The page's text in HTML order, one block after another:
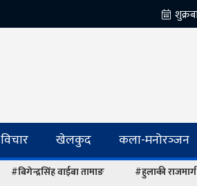
विचार खेलकुद कला-मनोरञ्‍जन
#बिगेन्द्रसिंह वाईबा तामाङ #हुलाकी राजमार्ग